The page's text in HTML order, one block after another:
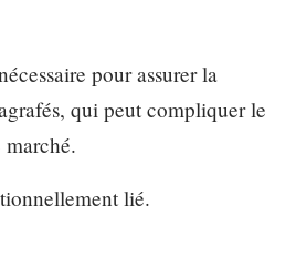
pour assurer la
qui peut compliquer le
lié.